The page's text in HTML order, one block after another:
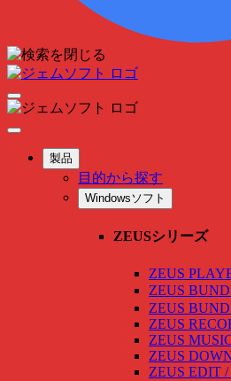
製品
目的から探す
Windowsソフト
ZEUSシリーズ
ZEUS
ZEUS
ZEUS
ZEUS
ZEUS
ZEUS
ZEUS EDIT